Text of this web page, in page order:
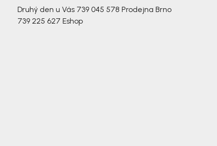
Druhý den u Vás 739 045 578 Prodejna Brno
739 225 627 Eshop